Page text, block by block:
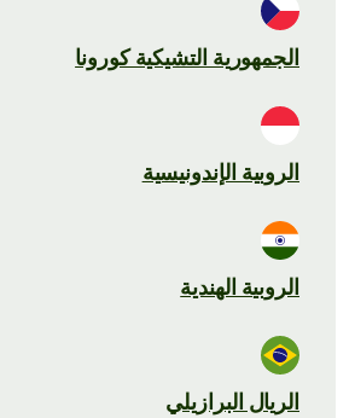
الجمهورية التشيكية كورونا
الروبية الإندونيسية
الروبية الهندية
الريال البرازيلي